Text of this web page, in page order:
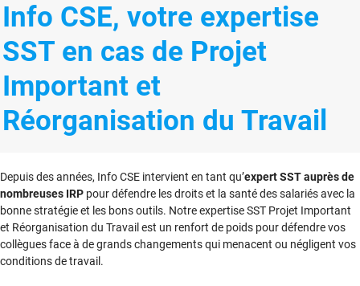
Info CSE, votre expertise
SST en cas de Projet
Important et
Réorganisation du Travail
Depuis des années, Info CSE intervient en tant qu’expert SST auprès de
nombreuses IRP pour défendre les droits et la santé des salariés avec la
bonne stratégie et les bons outils. Notre expertise SST Projet Important
et Réorganisation du Travail est un renfort de poids pour défendre vos
collègues face à de grands changements qui menacent ou négligent vos
conditions de travail.